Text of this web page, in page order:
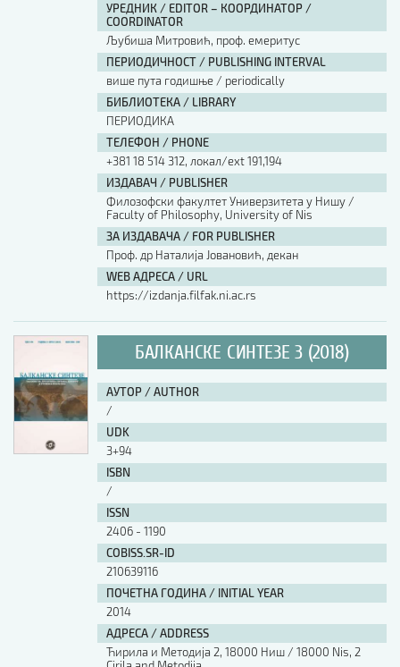
УРЕДНИК / EDITOR – КООРДИНАТОР /
COORDINATOR
Љубиша Митровић, проф. емеритус
ПЕРИОДИЧНОСТ / PUBLISHING INTERVAL
више пута годишње / periodically
БИБЛИОТЕКА / LIBRARY
ПЕРИОДИКА
ТЕЛЕФОН / PHONE
+381 18 514 312, локал/ext 191,194
ИЗДАВАЧ / PUBLISHER
Филозофски факултет Универзитета у Нишу /
Faculty of Philosophy, University of Nis
ЗА ИЗДАВАЧА / FOR PUBLISHER
Проф. др Наталија Јовановић, декан
WEB АДРЕСА / URL
https://izdanja.filfak.ni.ac.rs
БАЛКАНСКЕ СИНТЕЗЕ 3 (2018)
АУТОР / AUTHOR
/
UDK
3+94
ISBN
/
ISSN
2406 - 1190
COBISS.SR-ID
210639116
ПОЧЕТНА ГОДИНА / INITIAL YEAR
2014
АДРЕСА / ADDRESS
Ћирила и Методија 2, 18000 Ниш / 18000 Nis, 2